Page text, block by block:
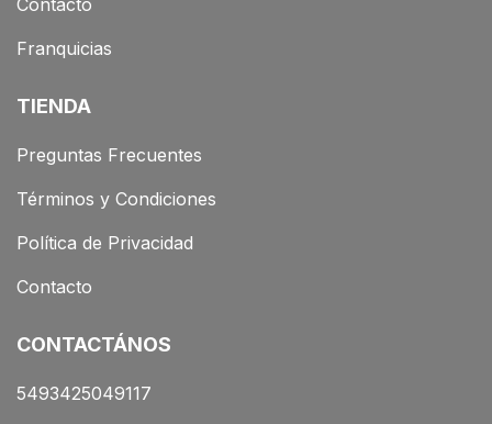
Franquicias
TIENDA
Preguntas Frecuentes
Términos y Condiciones
Política de Privacidad
Contacto
CONTACTÁNOS
5493425049117